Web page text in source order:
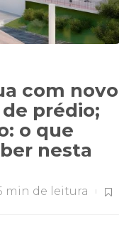
com novo
prédio;
o que
nesta
min de leitura